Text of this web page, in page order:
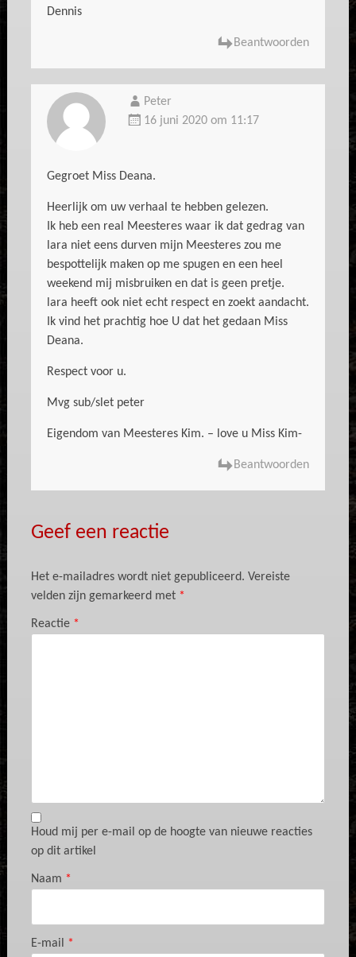
Dennis
Beantwoorden
Peter
16 juni 2020 om 11:17
Gegroet Miss Deana.
Heerlijk om uw verhaal te hebben gelezen.
Ik heb een real Meesteres waar ik dat gedrag van
lara niet eens durven mijn Meesteres zou me
bespottelijk maken op me spugen en een heel
weekend mij misbruiken en dat is geen pretje.
lara heeft ook niet echt respect en zoekt aandacht.
Ik vind het prachtig hoe U dat het gedaan Miss
Deana.
Respect voor u.
Mvg sub/slet peter
Eigendom van Meesteres Kim. – love u Miss Kim-
Beantwoorden
Geef een reactie
Het e-mailadres wordt niet gepubliceerd. Vereiste
velden zijn gemarkeerd met *
Reactie *
Houd mij per e-mail op de hoogte van nieuwe reacties
op dit artikel
Naam *
E-mail *